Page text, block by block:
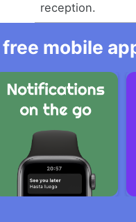
reception.
mobile